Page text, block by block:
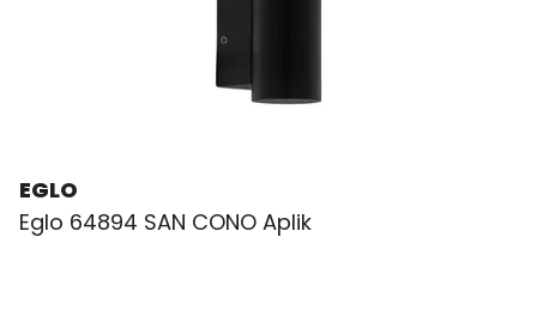
EGLO
Eglo 64894 SAN CONO Aplik